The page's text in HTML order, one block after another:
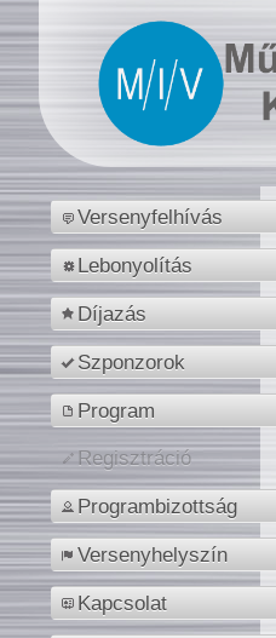
Versenyfelhívás
Lebonyolítás
Díjazás
Szponzorok
Program
Regisztráció
Programbizottság
Versenyhelyszín
Kapcsolat